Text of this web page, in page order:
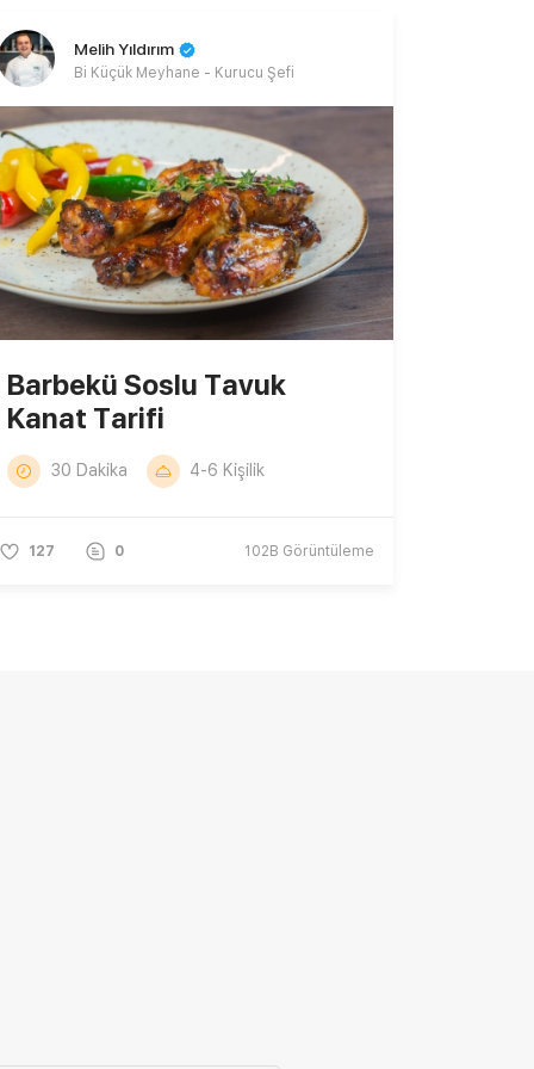
Melih Yıldırım
Bi Küçük Meyhane - Kurucu Şefi
Barbekü Soslu Tavuk
Kanat Tarifi
30 Dakika 4-6 Kişilik
127 0 102B Görüntüleme